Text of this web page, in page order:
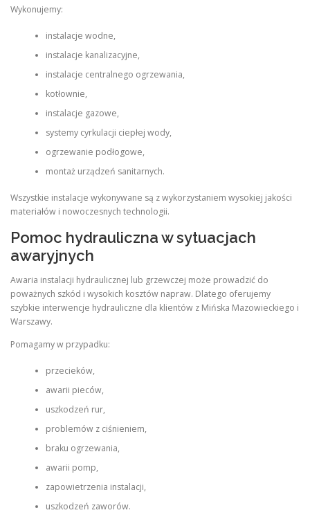
Wykonujemy:
instalacje wodne,
instalacje kanalizacyjne,
instalacje centralnego ogrzewania,
kotłownie,
instalacje gazowe,
systemy cyrkulacji ciepłej wody,
ogrzewanie podłogowe,
montaż urządzeń sanitarnych.
Wszystkie instalacje wykonywane są z wykorzystaniem wysokiej jakości
materiałów i nowoczesnych technologii.
Pomoc hydrauliczna w sytuacjach
awaryjnych
Awaria instalacji hydraulicznej lub grzewczej może prowadzić do
poważnych szkód i wysokich kosztów napraw. Dlatego oferujemy
szybkie interwencje hydrauliczne dla klientów z Mińska Mazowieckiego i
Warszawy.
Pomagamy w przypadku:
przecieków,
awarii pieców,
uszkodzeń rur,
problemów z ciśnieniem,
braku ogrzewania,
awarii pomp,
zapowietrzenia instalacji,
uszkodzeń zaworów.